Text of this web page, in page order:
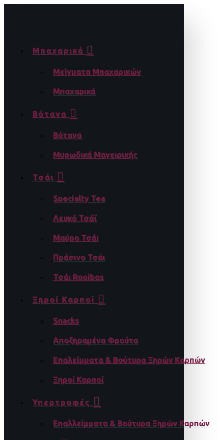
Μπαχαρικά
Μείγματα Μπαχαρικών
Μπαχαρικά
Βότανα
Βότανα
Μυρωδικά Μαγειρικής
Τσάι
Specialty Tea
Λευκό Τσάϊ
Μαύρο Τσάι
Πράσινο Τσάι
Τσάι Rooibos
Ξηροί Καρποί
Snacks
Αποξηραμένα Φρούτα
Επαλείμματα & Βούτυρα Ξηρών Καρπών
Ξηροί Καρποί
Υπερτροφές
Επαλλείμματα & Βούτυρα Ξηρών Καρπών